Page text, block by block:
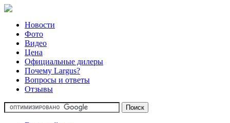
Новости
Фото
Видео
Цена
Официальные дилеры
Почему Largus?
Вопросы и ответы
Отзывы